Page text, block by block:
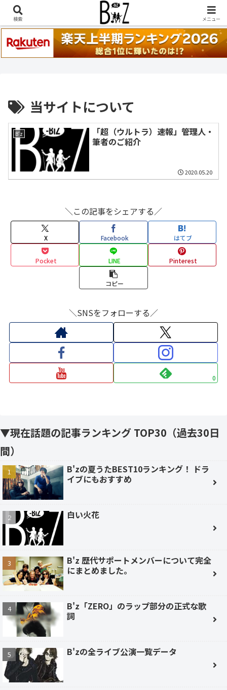
稲葉浩志『en-Zepp』『enⅣ』セトリ一覧はこちら
当サイトについて
B'z
「超（ウルトラ）速報」管理人・
筆者のご紹介
2020.05.20
＼この記事をシェアする／
X Facebook はてブ
Pocket LINE Pinterest
コピー
＼SNSをフォローする／
0
▼現在話題の記事ランキング TOP30（過去30日
間）
B'zの夏うたBEST10ランキング！ ドラ
イブにもおすすめ
白い火花
B'z 歴代サポートメンバーについて完全
にまとめました。
B'z「ZERO」のラップ部分の正式な歌
詞
B'zの全ライブ公演一覧データ
検索 メニュー